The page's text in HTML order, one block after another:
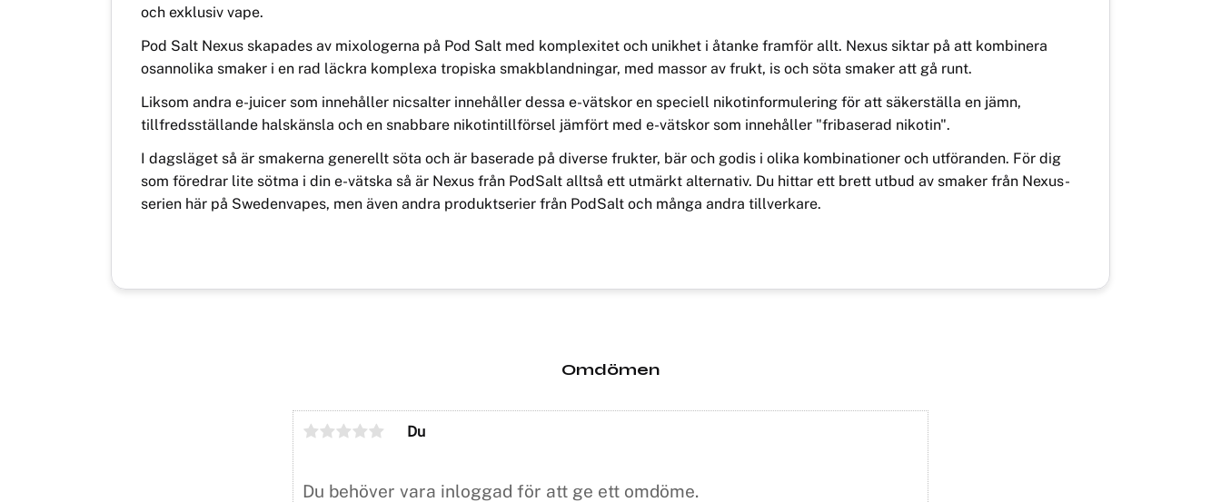
och exklusiv vape.
Pod Salt Nexus skapades av mixologerna på Pod Salt med komplexitet och unikhet i åtanke framför allt. Nexus siktar på att kombinera
osannolika smaker i en rad läckra komplexa tropiska smakblandningar, med massor av frukt, is och söta smaker att gå runt.
Liksom andra e-juicer som innehåller nicsalter innehåller dessa e-vätskor en speciell nikotinformulering för att säkerställa en jämn,
tillfredsställande halskänsla och en snabbare nikotintillförsel jämfört med e-vätskor som innehåller "fribaserad nikotin".
I dagsläget så är smakerna generellt söta och är baserade på diverse frukter, bär och godis i olika kombinationer och utföranden. För dig
som föredrar lite sötma i din e-vätska så är Nexus från PodSalt alltså ett utmärkt alternativ. Du hittar ett brett utbud av smaker från Nexus-
serien här på Swedenvapes, men även andra produktserier från PodSalt och många andra tillverkare.
Omdömen
Du